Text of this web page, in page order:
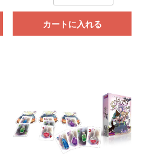
カートに入れる